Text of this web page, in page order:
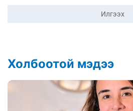
Илгээх
Холбоотой мэдээ